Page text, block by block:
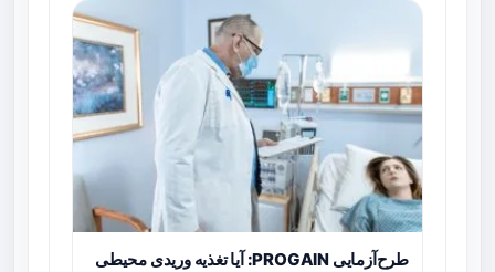
طرح‌آزمایی PROGAIN: آیا تغذیه وریدی محیطی